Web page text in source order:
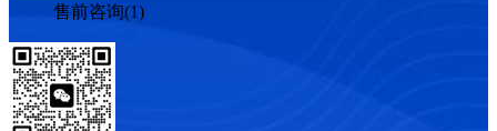
售前咨询(1)